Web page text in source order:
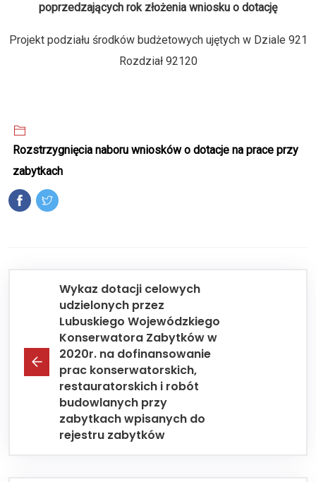
poprzedzających rok złożenia wniosku o dotację
Projekt podziału środków budżetowych ujętych w Dziale 921
Rozdział 92120
Rozstrzygnięcia naboru wniosków o dotacje na prace przy
zabytkach
Wykaz dotacji celowych
udzielonych przez
Lubuskiego Wojewódzkiego
Konserwatora Zabytków w
2020r. na dofinansowanie
prac konserwatorskich,
restauratorskich i robót
budowlanych przy
zabytkach wpisanych do
rejestru zabytków